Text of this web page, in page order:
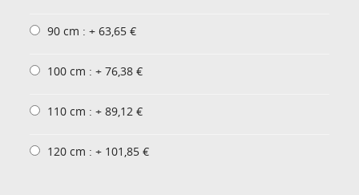
90 cm : + 63,65 €
100 cm : + 76,38 €
110 cm : + 89,12 €
120 cm : + 101,85 €